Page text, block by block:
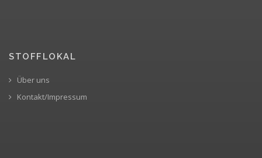
STOFFLOKAL
Über uns
Kontakt/Impressum